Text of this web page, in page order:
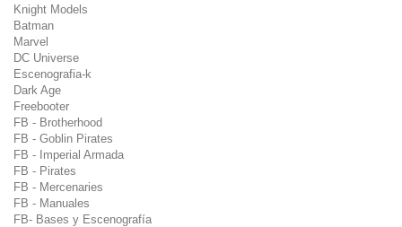
Knight Models
Batman
Marvel
DC Universe
Escenografia-k
Dark Age
Freebooter
FB - Brotherhood
FB - Goblin Pirates
FB - Imperial Armada
FB - Pirates
FB - Mercenaries
FB - Manuales
FB- Bases y Escenografía